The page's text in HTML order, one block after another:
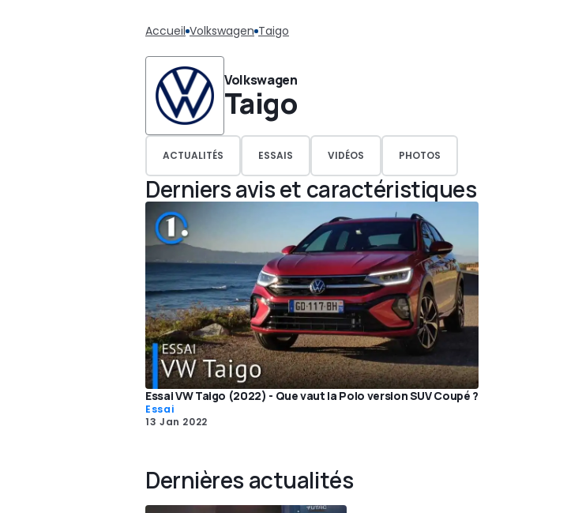
Accueil Volkswagen Taigo
Volkswagen
Taigo
ACTUALITÉS ESSAIS VIDÉOS PHOTOS
Derniers avis et caractéristiques
Essai VW Taigo (2022) - Que vaut la Polo version SUV Coupé ?
Essai
13 Jan 2022
Dernières actualités